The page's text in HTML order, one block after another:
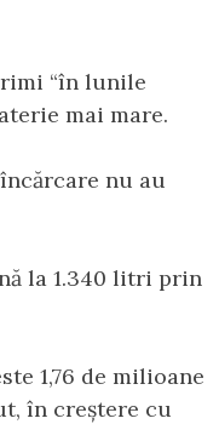
“în lunile
mai mare.
nu au
la 1.340 litri prin
1,76 de milioane
în creștere cu